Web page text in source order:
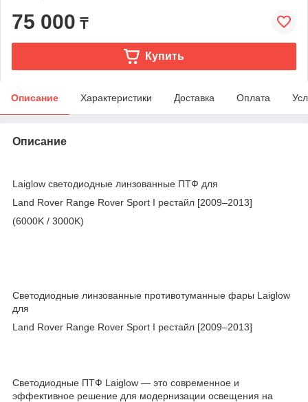
75 000 ₸
Купить
Описание Характеристики Доставка Оплата
Описание
Laiglow светодиодные линзованные ПТФ для
Land Rover Range Rover Sport I рестайл [2009–2013]
(6000K / 3000K)
Светодиодные линзованные противотуманные фары Laiglow
для
Land Rover Range Rover Sport I рестайл [2009–2013]
Светодиодные ПТФ Laiglow — это современное и
эффективное решение для модернизации освещения на